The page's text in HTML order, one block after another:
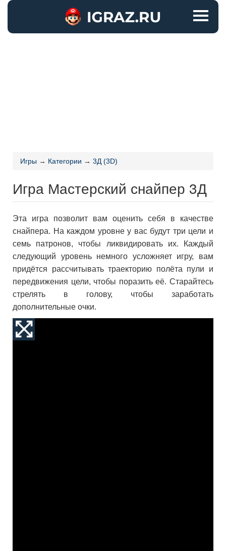
Игры → Категории → 3Д (3D)
Игра Мастерский снайпер 3Д
Эта игра позволит вам оценить себя в качестве
снайпера. На каждом уровне у вас будут три цели и
семь патронов, чтобы ликвидировать их. Каждый
следующий уровень немного усложняет игру, вам
придётся рассчитывать траекторию полёта пули и
передвижения цели, чтобы поразить её. Старайтесь
стрелять в голову, чтобы заработать
дополнительные очки.